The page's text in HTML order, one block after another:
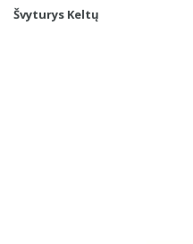
Švyturys Keltų